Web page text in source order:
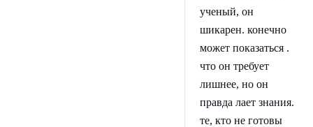
ученый, он
шикарен. конечно
может показаться .
что он требует
лишнее, но он
правда лает знания.
те, кто не готовы